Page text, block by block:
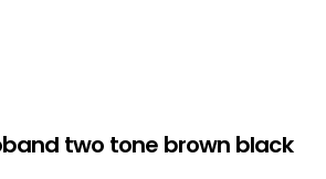
two tone brown black